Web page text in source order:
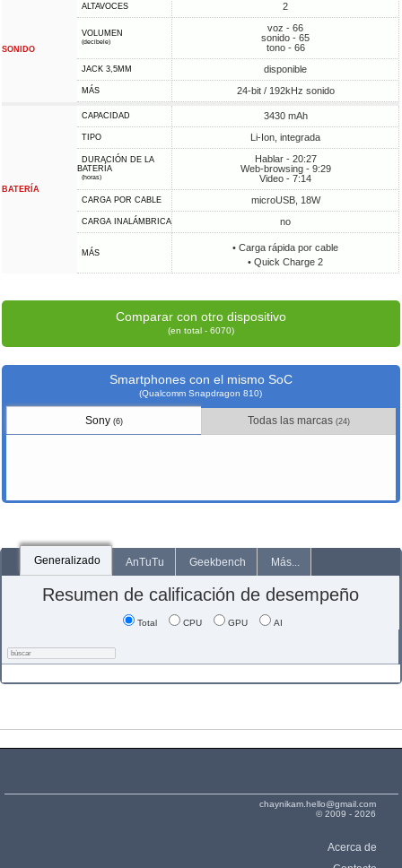
SONIDO
ALTAVOCES 2
VOLUMEN
(decibele)
voz - 66
sonido - 65
tono - 66
JACK 3,5MM disponible
MÁS 24-bit / 192kHz sonido
BATERÍA
CAPACIDAD 3430 mAh
TIPO Li-Ion, integrada
DURACIÓN DE LA
BATERÍA
(horas)
Hablar - 20:27
Web-browsing - 9:29
Video - 7:14
CARGA POR CABLE microUSB, 18W
CARGA INALÁMBRICA no
MÁS
• Carga rápida por cable
• Quick Charge 2
Comparar con otro dispositivo
(en total - 6070)
Smartphones con el mismo SoC
(Qualcomm Snapdragon 810)
Sony (6) Todas las marcas (24)
Generalizado AnTuTu Geekbench Más...
Resumen de calificación de desempeño
Total CPU GPU AI
chaynikam.hello@gmail.com
© 2009 - 2026
Acerca de